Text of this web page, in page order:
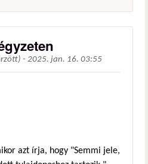
- 2025. jan. 16. 03:55
azt írja, hogy "Semmi jele,